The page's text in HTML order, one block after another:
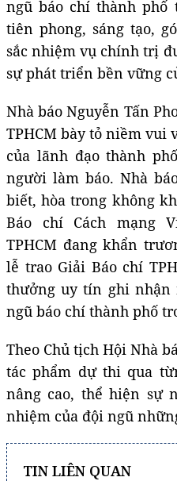
ngũ báo chí thành
tiên phong, sáng tạo,
sắc nhiệm vụ chính trị
sự phát triển bền vững
Nhà báo Nguyễn Tấn
TPHCM bày tỏ niềm vui
của lãnh đạo thành
người làm báo. Nhà
biết, hòa trong không
Báo chí Cách mạng
TPHCM đang khẩn
lễ trao Giải Báo chí
thưởng uy tín ghi nhận
ngũ báo chí thành phố
Theo Chủ tịch Hội Nhà
tác phẩm dự thi qua
nâng cao, thể hiện sự
nhiệm của đội ngũ
TIN LIÊN QUAN